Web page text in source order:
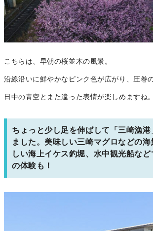
こちらは、早朝の桜並木の風景。
沿線沿いに鮮やかなピンク色が広がり、圧巻
日中の青空とまた違った表情が楽しめますね。
ちょっと少し足を伸ばして「三崎漁港
ました。美味しい三崎マグロなどの
しい海上イケス釣堀、水中観光船な
の体験も！